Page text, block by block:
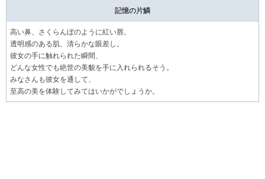
記憶の片鱗
高い鼻、さくらんぼのように紅い唇。
透明感のある肌、清らかな眼差し。
彼女の手に触れられた瞬間、
どんな女性でも絶世の美貌を手に入れられるそう。
みなさんも彼女を通して、
至高の美を体験してみてはいかがでしょうか。